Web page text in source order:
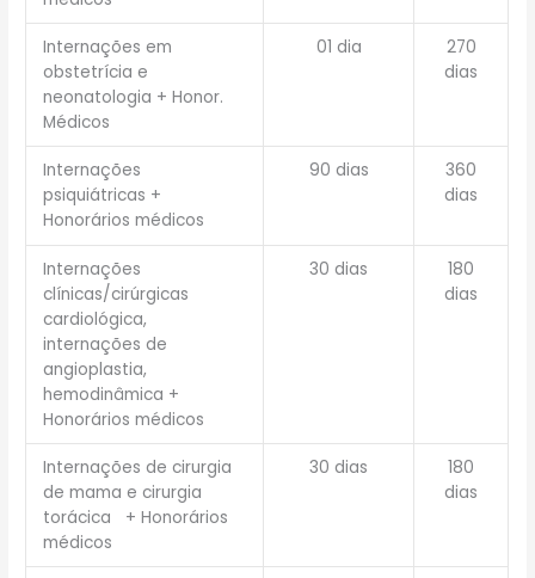
Internações em
obstetrícia e
neonatologia + Honor.
Médicos
01 dia
270
dias
Internações
psiquiátricas +
Honorários médicos
90 dias
360
dias
Internações
clínicas/cirúrgicas
cardiológica,
internações de
angioplastia,
hemodinâmica +
Honorários médicos
30 dias
180
dias
Internações de cirurgia
de mama e cirurgia
torácica + Honorários
médicos
30 dias
180
dias